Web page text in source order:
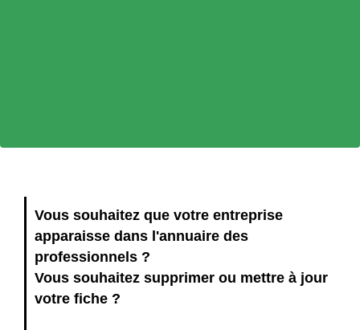
Vous souhaitez que votre entreprise
apparaisse dans l'annuaire des
professionnels ?
Vous souhaitez supprimer ou mettre à jour
votre fiche ?